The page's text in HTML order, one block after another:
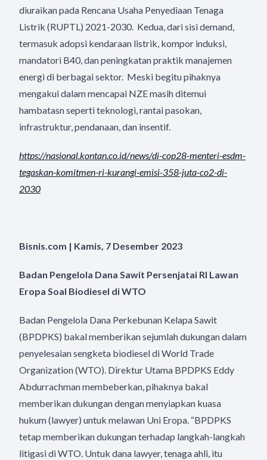
diuraikan pada Rencana Usaha Penyediaan Tenaga
Listrik (RUPTL) 2021-2030. Kedua, dari sisi demand,
termasuk adopsi kendaraan listrik, kompor induksi,
mandatori B40, dan peningkatan praktik manajemen
energi di berbagai sektor. Meski begitu pihaknya
mengakui dalam mencapai NZE masih ditemui
hambatasn seperti teknologi, rantai pasokan,
infrastruktur, pendanaan, dan insentif.
https://nasional.kontan.co.id/news/di-cop28-menteri-esdm-
tegaskan-komitmen-ri-kurangi-emisi-358-juta-co2-di-
2030
Bisnis.com | Kamis, 7 Desember 2023
Badan Pengelola Dana Sawit Persenjatai RI Lawan
Eropa Soal Biodiesel di WTO
Badan Pengelola Dana Perkebunan Kelapa Sawit
(BPDPKS) bakal memberikan sejumlah dukungan dalam
penyelesaian sengketa biodiesel di World Trade
Organization (WTO). Direktur Utama BPDPKS Eddy
Abdurrachman membeberkan, pihaknya bakal
memberikan dukungan dengan menyiapkan kuasa
hukum (lawyer) untuk melawan Uni Eropa. “BPDPKS
tetap memberikan dukungan terhadap langkah-langkah
litigasi di WTO. Untuk dana lawyer, tenaga ahli, itu